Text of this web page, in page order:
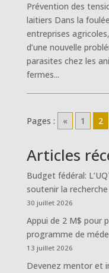
Prévention des
laitiers Dans la
entreprises
d’une nouvelle
parasites chez les
fermes...
Pages : « 1 2
Articles
Budget fédéral:
soutenir la
30 juillet 2026
Appui de 2 M$ pour
programme de
13 juillet 2026
Devenez mentor et